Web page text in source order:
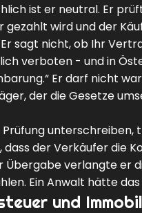
ist er neutral. Er
wird und der
sagt nicht, ob Ihr
verboten - und in
Er darf nicht
der die Gesetze
unterschreiben,
der Verkäufer die
verlangte er
Ein Anwalt hätte
und